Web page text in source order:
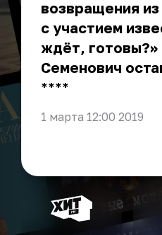
возвращения
с участием
ждёт, готовы?»
Семенович
** **
1 марта 12:00 2019